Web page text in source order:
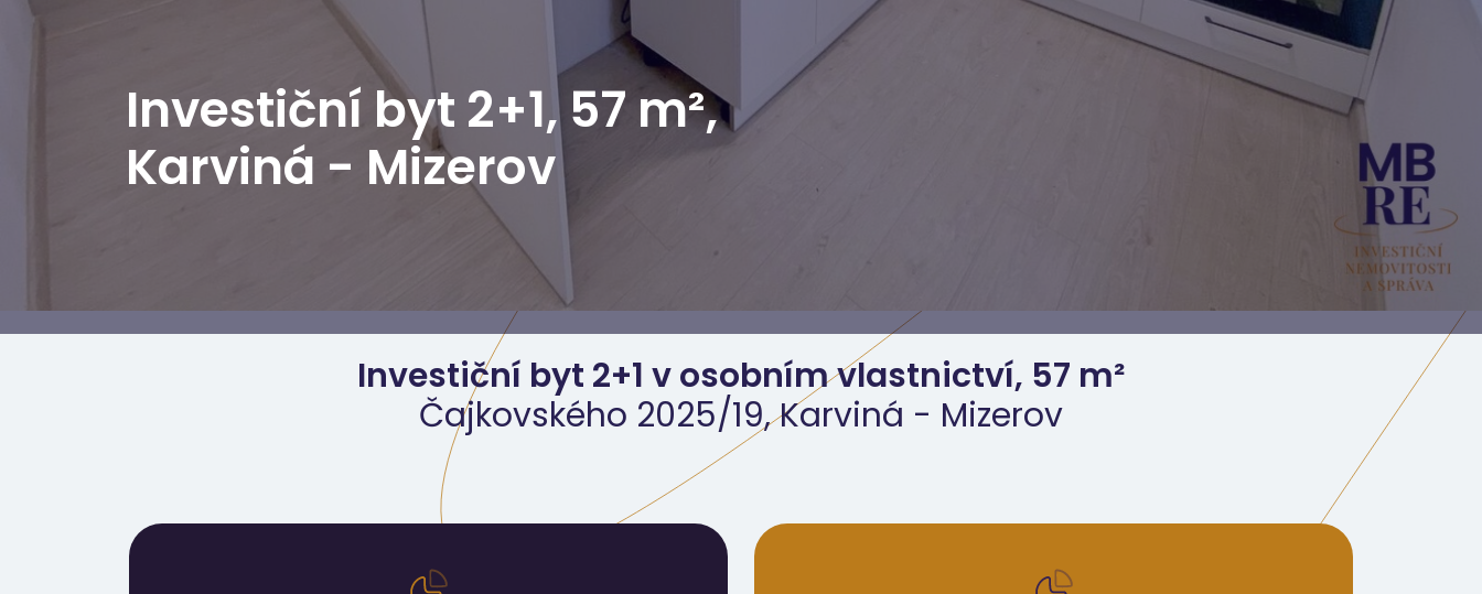
Investiční byt 2+1, 57 m²,
Karviná - Mizerov
Investiční byt 2+1 v osobním vlastnictví, 57 m²
Čajkovského 2025/19, Karviná - Mizerov